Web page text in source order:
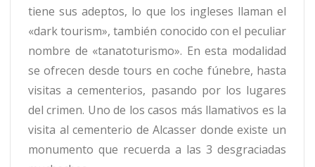
tiene sus adeptos, lo que los ingleses llaman el
«dark tourism», también conocido con el peculiar
nombre de «tanatoturismo». En esta modalidad
se ofrecen desde tours en coche fúnebre, hasta
visitas a cementerios, pasando por los lugares
del crimen. Uno de los casos más llamativos es la
visita al cementerio de Alcasser donde existe un
monumento que recuerda a las 3 desgraciadas